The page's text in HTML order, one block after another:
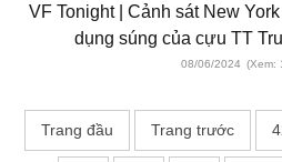
VF Tonight | Cảnh sát New
dụng súng của cựu TT
08/06/2024 (Xem:
Trang đầu Trang trước